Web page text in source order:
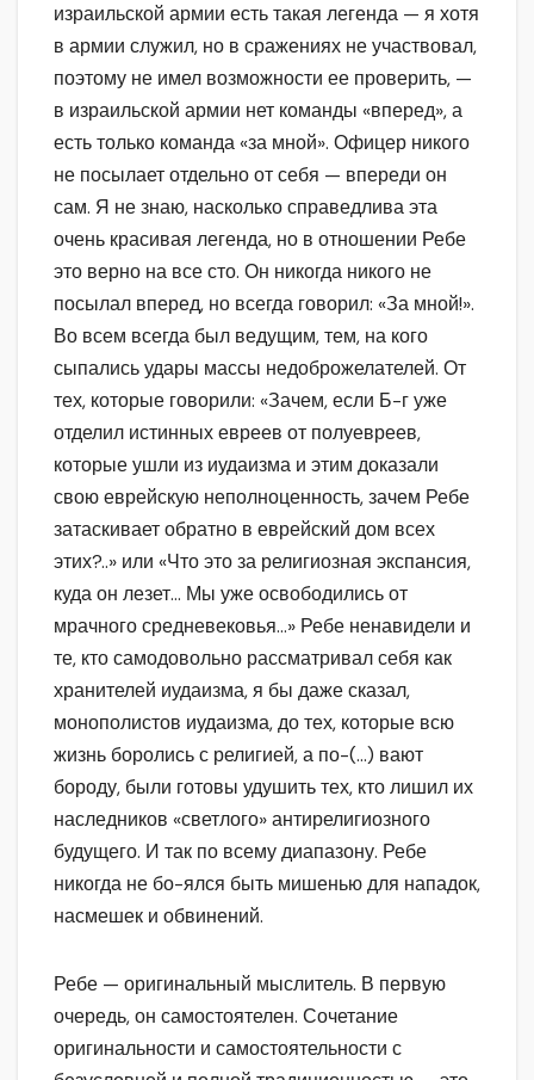
израильской армии есть такая легенда — я хотя
в армии служил, но в сражениях не участвовал,
поэтому не имел возможности ее проверить, —
в израильской армии нет команды «вперед», а
есть только команда «за мной». Офицер никого
не посылает отдельно от себя — впереди он
сам. Я не знаю, насколько справедлива эта
очень красивая легенда, но в отношении Ребе
это верно на все сто. Он никогда никого не
посылал вперед, но всегда говорил: «За мной!».
Во всем всегда был ведущим, тем, на кого
сыпались удары массы недоброжелателей. От
тех, которые говорили: «Зачем, если Б-г уже
отделил истинных евреев от полуевреев,
которые ушли из иудаизма и этим доказали
свою еврейскую неполноценность, зачем Ребе
затаскивает обратно в еврейский дом всех
этих?..» или «Что это за религиозная экспансия,
куда он лезет… Мы уже освободились от
мрачного средневековья…» Ребе ненавидели и
те, кто самодовольно рассматривал себя как
хранителей иудаизма, я бы даже сказал,
монополистов иудаизма, до тех, которые всю
жизнь боролись с религией, а по-(…) вают
бороду, были готовы удушить тех, кто лишил их
наследников «светлого» антирелигиозного
будущего. И так по всему диапазону. Ребе
никогда не бо-ялся быть мишенью для нападок,
насмешек и обвинений.
Ребе — оригинальный мыслитель. В первую
очередь, он самостоятелен. Сочетание
оригинальности и самостоятельности с